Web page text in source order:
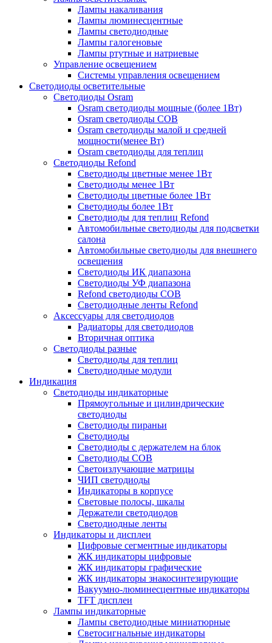
Лампы накаливания
Лампы люминесцентные
Лампы светодиодные
Лампы галогеновые
Лампы ртутные и натриевые
Управление освещением
Системы управления освещением
Светодиоды осветительные
Светодиоды Osram
Osram светодиоды мощные (более 1Вт)
Osram светодиоды COB
Osram светодиоды малой и средней
мощности(менее Вт)
Osram светодиоды для теплиц
Светодиоды Refond
Светодиоды цветные менее 1Вт
Светодиоды менее 1Вт
Светодиоды цветные более 1Вт
Светодиоды более 1Вт
Светодиоды для теплиц Refond
Автомобильные светодиоды для подсветки
салона
Автомобильные светодиоды для внешнего
освещения
Светодиоды ИК диапазона
Светодиоды УФ диапазона
Refond светодиоды COB
Светодиодные ленты Refond
Аксессуары для светодиодов
Радиаторы для светодиодов
Вторичная оптика
Светодиоды разные
Светодиоды для теплиц
Светодиодные модули
Индикация
Светодиоды индикаторные
Прямоугольные и цилиндрические
светодиоды
Светодиоды пираньи
Светодиоды
Светодиоды с держателем на блок
Светодиоды COB
Светоизлучающие матрицы
ЧИП светодиоды
Индикаторы в корпусе
Световые полосы, шкалы
Держатели светодиодов
Светодиодные ленты
Индикаторы и дисплеи
Цифровые сегментные индикаторы
ЖК индикаторы цифровые
ЖК индикаторы графические
ЖК индикаторы знакосинтезирующие
Вакуумно-люминесцентные индикаторы
TFT дисплеи
Лампы индикаторные
Лампы светодиодные миниатюрные
Светосигнальные индикаторы